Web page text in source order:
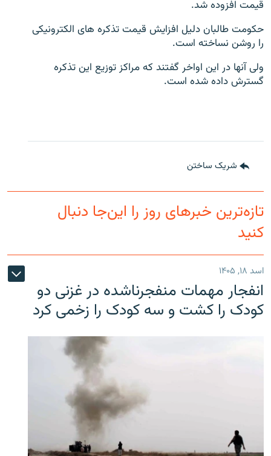
قیمت افزوده شد.
حکومت طالبان دلیل افزایش قیمت تذکره های الکترونیکی
را روشن نساخته است.
ولی آنها در این اواخر گفتند که مراکز توزیع این تذکره
گسترش داده شده است.
شریک ساختن
تازه‌ترین خبرهای روز را این‌جا دنبال
کنید
اسد ۱۸, ۱۴۰۵
انفجار مهمات منفجرناشده در غزنی دو
کودک را کشت و سه کودک را زخمی کرد